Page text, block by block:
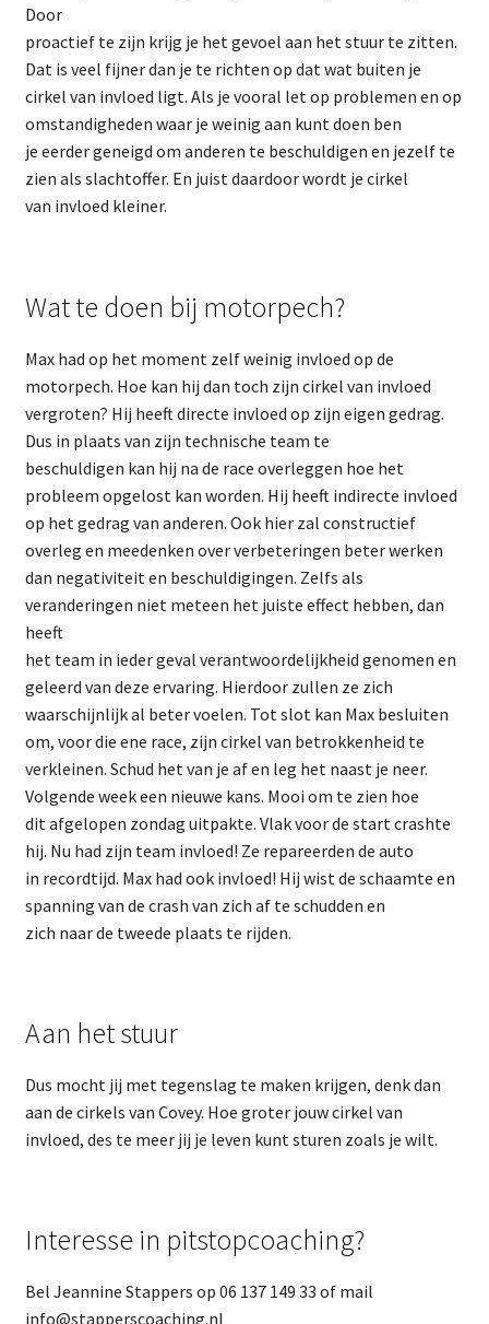
Door
proactief te zijn krijg je het gevoel aan het stuur te zitten.
Dat is veel fijner dan je te richten op dat wat buiten je
cirkel van invloed ligt. Als je vooral let op problemen en op
omstandigheden waar je weinig aan kunt doen ben
je eerder geneigd om anderen te beschuldigen en jezelf te
zien als slachtoffer. En juist daardoor wordt je cirkel
van invloed kleiner.
Wat te doen bij motorpech?
Max had op het moment zelf weinig invloed op de
motorpech. Hoe kan hij dan toch zijn cirkel van invloed
vergroten? Hij heeft directe invloed op zijn eigen gedrag.
Dus in plaats van zijn technische team te
beschuldigen kan hij na de race overleggen hoe het
probleem opgelost kan worden. Hij heeft indirecte invloed
op het gedrag van anderen. Ook hier zal constructief
overleg en meedenken over verbeteringen beter werken
dan negativiteit en beschuldigingen. Zelfs als
veranderingen niet meteen het juiste effect hebben, dan
heeft
het team in ieder geval verantwoordelijkheid genomen en
geleerd van deze ervaring. Hierdoor zullen ze zich
waarschijnlijk al beter voelen. Tot slot kan Max besluiten
om, voor die ene race, zijn cirkel van betrokkenheid te
verkleinen. Schud het van je af en leg het naast je neer.
Volgende week een nieuwe kans. Mooi om te zien hoe
dit afgelopen zondag uitpakte. Vlak voor de start crashte
hij. Nu had zijn team invloed! Ze repareerden de auto
in recordtijd. Max had ook invloed! Hij wist de schaamte en
spanning van de crash van zich af te schudden en
zich naar de tweede plaats te rijden.
Aan het stuur
Dus mocht jij met tegenslag te maken krijgen, denk dan
aan de cirkels van Covey. Hoe groter jouw cirkel van
invloed, des te meer jij je leven kunt sturen zoals je wilt.
Interesse in pitstopcoaching?
Bel Jeannine Stappers op 06 137 149 33 of mail
info@stapperscoaching.nl